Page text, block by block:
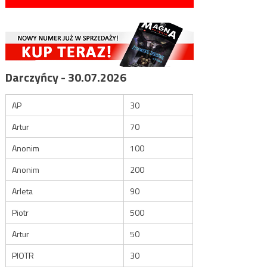
Darczyńcy - 30.07.2026
AP
30
Artur
70
Anonim
100
Anonim
200
Arleta
90
Piotr
500
Artur
50
PIOTR
30